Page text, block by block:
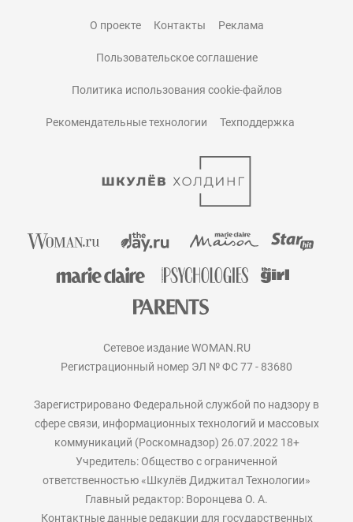
О проекте Контакты Реклама
Пользовательское соглашение
Политика использования cookie-файлов
Рекомендательные технологии Техподдержка
Сетевое издание WOMAN.RU
Регистрационный номер ЭЛ № ФС 77 - 83680
Зарегистрировано Федеральной службой по надзору в
сфере связи, информационных технологий и массовых
коммуникаций (Роскомнадзор) 26.07.2022 18+
Учредитель: Общество с ограниченной
ответственностью «Шкулёв Диджитал Технологии»
Главный редактор: Воронцева О. А.
Контактные данные редакции для государственных